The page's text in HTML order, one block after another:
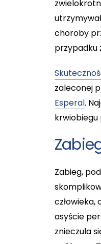
choroby
przypadku
zaleconej
Esperal.
krwiobiegu
Zabieg,
asyście
znieczula